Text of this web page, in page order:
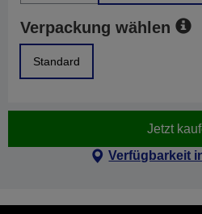
Verpackung wählen
Standard
Jetzt
Verfügbarkeit